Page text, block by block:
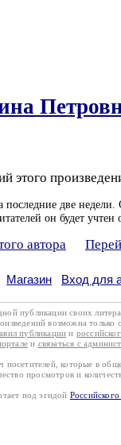
этого
две
он будет
автора
Магазин Вход для
публикации своих
возможна только
публикации и
и связаться с
которые в
просмотров и
под эгидой